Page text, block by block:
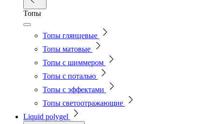
Топы
Топы глянцевые
Топы матовые
Топы с шиммером
Топы с поталью
Топы с эффектами
Топы светоотражающие
Liquid polygel